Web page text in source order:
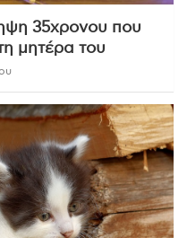
35χρονου που
μητέρα του